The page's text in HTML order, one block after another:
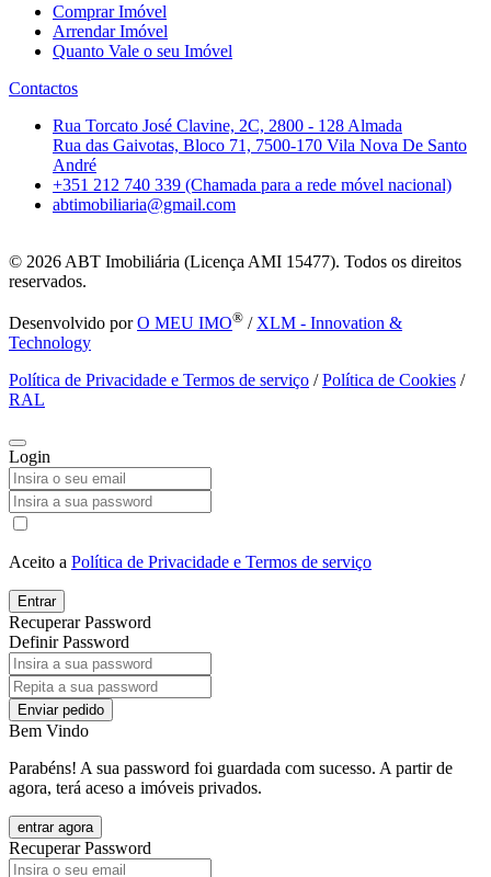
Comprar Imóvel
Arrendar Imóvel
Quanto Vale o seu Imóvel
Contactos
Rua Torcato José Clavine, 2C, 2800 - 128 Almada
Rua das Gaivotas, Bloco 71, 7500-170 Vila Nova De Santo
André
+351 212 740 339 (Chamada para a rede móvel nacional)
abtimobiliaria@gmail.com
© 2026 ABT Imobiliária (Licença AMI 15477). Todos os direitos
reservados.
Desenvolvido porO MEU IMO® / XLM - Innovation &
Technology
Política de Privacidade e Termos de serviço /Política de Cookies /
RAL
Login
Aceito a Política de Privacidade e Termos de serviço
Entrar
Recuperar Password
Definir Password
Enviar pedido
Bem Vindo
Parabéns! A sua password foi guardada com sucesso. A partir de
agora, terá aceso a imóveis privados.
entrar agora
Recuperar Password